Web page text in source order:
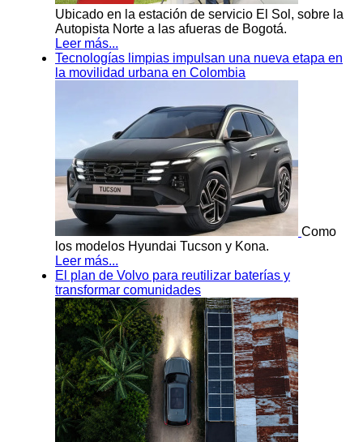
Ubicado en la estación de servicio El Sol, sobre la
Autopista Norte a las afueras de Bogotá.
Leer más...
Tecnologías limpias impulsan una nueva etapa en
la movilidad urbana en Colombia
Como
los modelos Hyundai Tucson y Kona.
Leer más...
El plan de Volvo para reutilizar baterías y
transformar comunidades